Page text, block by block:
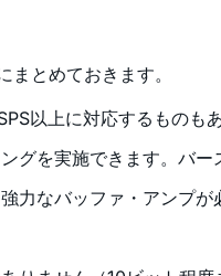
とめておきます。
以上に対応するものもあ
グを実施できます。バー
力なバッファ・アンプが